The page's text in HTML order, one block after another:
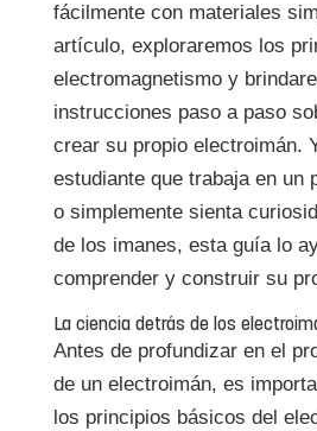
fácilmente con materiales
artículo, exploraremos los
electromagnetismo y
instrucciones paso a paso
crear su propio electroimán.
estudiante que trabaja en un
o simplemente sienta
de los imanes, esta guía lo
comprender y construir su
La ciencia detrás de los
Antes de profundizar en el
de un electroimán, es
los principios básicos del